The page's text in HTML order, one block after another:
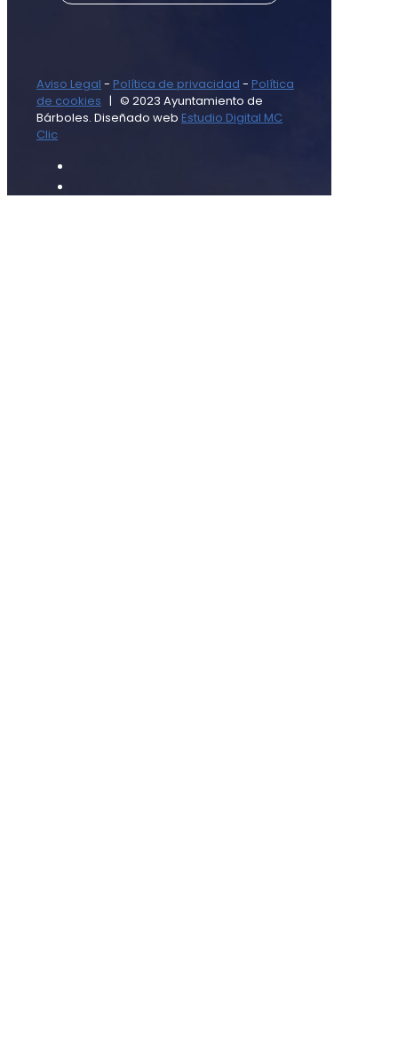
Aviso Legal - Política de privacidad - Política
de cookies | © 2023 Ayuntamiento de
Bárboles. Diseñado web Estudio Digital MC
Clic